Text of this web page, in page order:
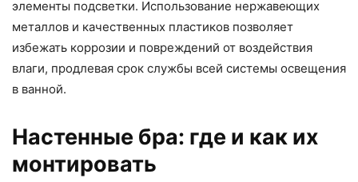
элементы подсветки. Использование нержавеющих
металлов и качественных пластиков позволяет
избежать коррозии и повреждений от воздействия
влаги, продлевая срок службы всей системы освещения
в ванной.
Настенные бра: где и как их
монтировать